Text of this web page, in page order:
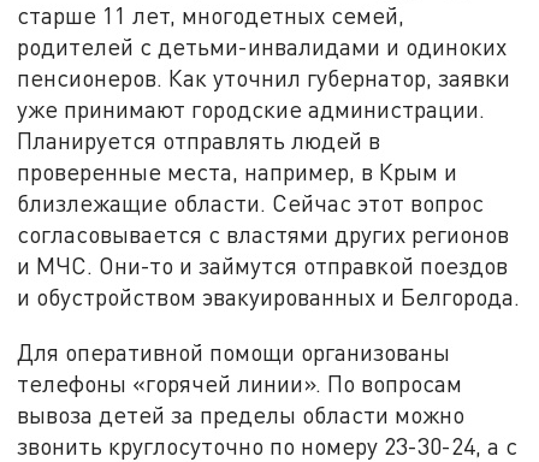
старше 11 лет, многодетных семей,
родителей с детьми-инвалидами и одиноких
пенсионеров. Как уточнил губернатор, заявки
уже принимают городские администрации.
Планируется отправлять людей в
проверенные места, например, в Крым и
близлежащие области. Сейчас этот вопрос
согласовывается с властями других регионов
и МЧС. Они-то и займутся отправкой поездов
и обустройством эвакуированных и Белгорода.
Для оперативной помощи организованы
телефоны «горячей линии». По вопросам
вывоза детей за пределы области можно
звонить круглосуточно по номеру 23-30-24, а с